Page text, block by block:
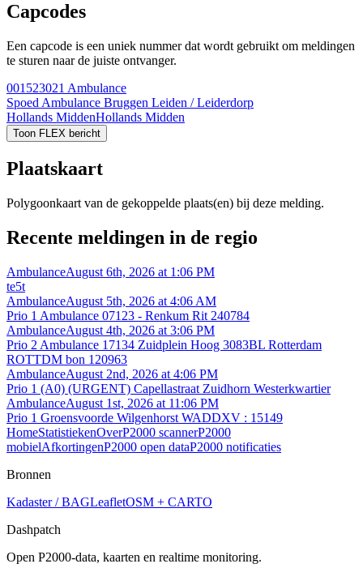
Capcodes
Een capcode is een uniek nummer dat wordt gebruikt om meldingen
te sturen naar de juiste ontvanger.
001523021 Ambulance
Spoed Ambulance Bruggen Leiden / Leiderdorp
Hollands MiddenHollands Midden
Toon FLEX bericht
Plaatskaart
Polygoonkaart van de gekoppelde plaats(en) bij deze melding.
Recente meldingen in de regio
AmbulanceAugust 6th, 2026 at 1:06 PM
te5t
AmbulanceAugust 5th, 2026 at 4:06 AM
Prio 1 Ambulance 07123 - Renkum Rit 240784
AmbulanceAugust 4th, 2026 at 3:06 PM
Prio 2 Ambulance 17134 Zuidplein Hoog 3083BL Rotterdam
ROTTDM bon 120963
AmbulanceAugust 2nd, 2026 at 4:06 PM
Prio 1 (A0) (URGENT) Capellastraat Zuidhorn Westerkwartier
AmbulanceAugust 1st, 2026 at 11:06 PM
Prio 1 Groensvoorde Wilgenhorst WADDXV : 15149
HomeStatistiekenOverP2000 scannerP2000
mobielAfkortingenP2000 open dataP2000 notificaties
Bronnen
Kadaster / BAGLeafletOSM + CARTO
Dashpatch
Open P2000-data, kaarten en realtime monitoring.